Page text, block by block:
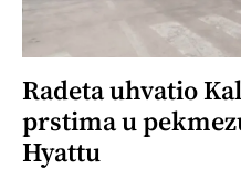
Radeta uhvatio
prstima u
Hyattu